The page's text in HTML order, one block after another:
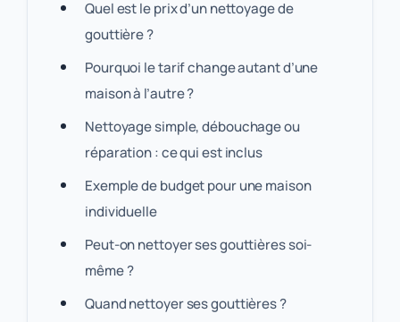
Quel est le prix d’un nettoyage de
gouttière ?
Pourquoi le tarif change autant d’une
maison à l’autre ?
Nettoyage simple, débouchage ou
réparation : ce qui est inclus
Exemple de budget pour une maison
individuelle
Peut-on nettoyer ses gouttières soi-
même ?
Quand nettoyer ses gouttières ?